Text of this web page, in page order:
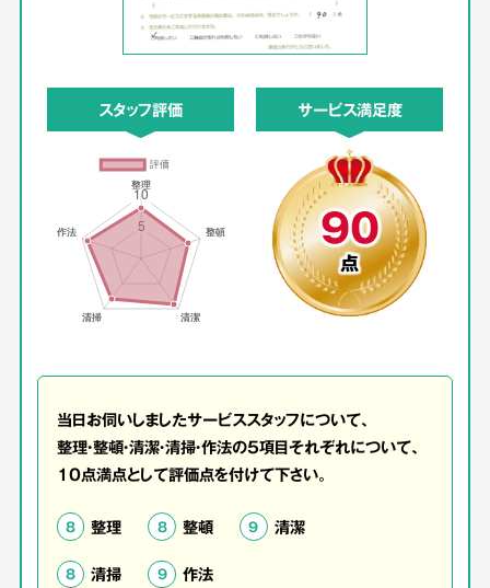
スタッフ評価 サービス満足度
90
点
当日お伺いしましたサービススタッフについて、
整理・整頓・清潔・清掃・作法の5項目それぞれについて、
10点満点として評価点を付けて下さい。
8 整理 8 整頓 9 清潔
8 清掃 9 作法